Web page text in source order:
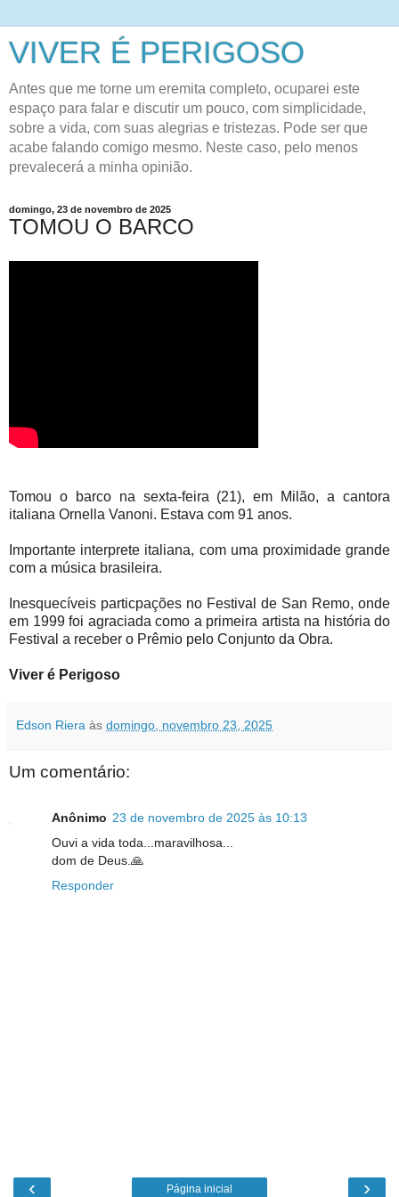
VIVER É PERIGOSO
Antes que me torne um eremita completo, ocuparei este
espaço para falar e discutir um pouco, com simplicidade,
sobre a vida, com suas alegrias e tristezas. Pode ser que
acabe falando comigo mesmo. Neste caso, pelo menos
prevalecerá a minha opinião.
domingo, 23 de novembro de 2025
TOMOU O BARCO
Tomou o barco na sexta-feira (21), em Milão, a cantora
italiana Ornella Vanoni. Estava com 91 anos.
Importante interprete italiana, com uma proximidade grande
com a música brasileira.
Inesquecíveis particpações no Festival de San Remo, onde
em 1999 foi agraciada como a primeira artista na história do
Festival a receber o Prêmio pelo Conjunto da Obra.
Viver é Perigoso
Edson Riera às domingo, novembro 23, 2025
Um comentário:
Anônimo 23 de novembro de 2025 às 10:13
Ouvi a vida toda...maravilhosa...
dom de Deus.🙏
Responder
‹ ›
Página inicial